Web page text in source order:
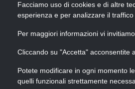
Facciamo uso di cookies e di altre
esperienza e per analizzare il traffico
Per maggiori informazioni vi
Cliccando su "Accetta" acconsentite
Potete modificare in ogni momento le
quelli funzionali strettamente